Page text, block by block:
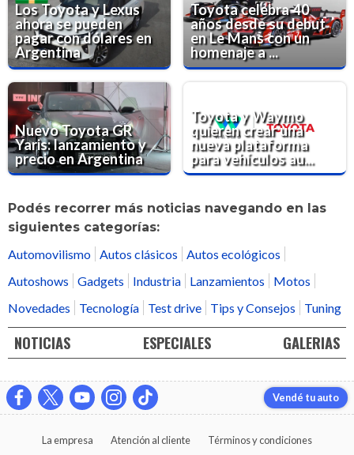
Los Toyota y Lexus
ahora se pueden
pagar con dólares en
Argentina
Toyota celebra 40
años desde su debut
en Le Mans con un
homenaje a ...
Nuevo Toyota GR
Yaris: lanzamiento y
precio en Argentina
Toyota y Waymo
quieren crear una
nueva plataforma
para vehículos au...
Podés recorrer más noticias navegando en las
siguientes categorías:
Automovilismo
Autos clásicos
Autos ecológicos
Autoshows
Gadgets Industria Lanzamientos
Motos
Novedades
Tecnología Test drive Tips y Consejos Tuning
NOTICIAS ESPECIALES GALERIAS
Vendé tu auto
La empresa Atención al cliente Términos y condiciones